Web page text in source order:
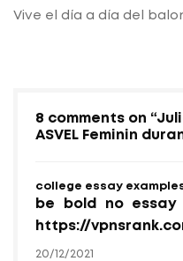
Vive el día a día del
8 comments on “
ASVEL Feminin
college essay
be bold no essay
https://
20/12/2021